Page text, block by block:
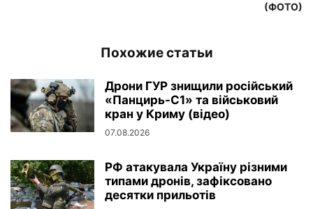
(ФОТО)
Похожие статьи
Дрони ГУР знищили російський
«Панцирь-С1» та військовий
кран у Криму (відео)
07.08.2026
РФ атакувала Україну різними
типами дронів, зафіксовано
десятки прильотів